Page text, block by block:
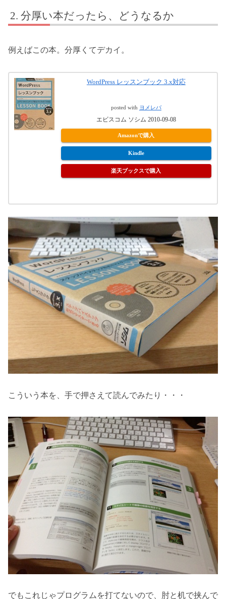
分厚い本だったら、どうなるか
例えばこの本。分厚くてデカイ。
WordPress レッスンブック 3.x対応
posted with ヨメレバ
エビスコム ソシム 2010-09-08
Amazonで購入
Kindle
楽天ブックスで購入
こういう本を、手で押さえて読んでみたり・・・
でもこれじゃプログラムを打てないので、肘と机で挟んで